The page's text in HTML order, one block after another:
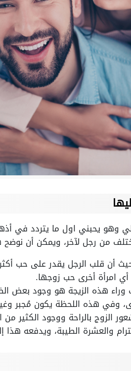
يحبني اول ما يتردد في
من رجل لآخر، ويمكن أن نوضح
حيث أن قلب الرجل يقدر على حب
أي امرأة أخرى حب زوجها.
هذه الزيجة هو وجود بعض
وفي هذه اللحظة يكون مُجبر
الزوج بالراحة ووجود الكثير
والعشرة الطيبة، ويدفعه هذا